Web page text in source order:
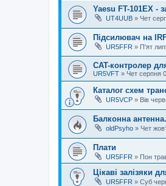
Yaesu FT-101EX -
UT4UUB » Чет
Підсилювач на
UR5FFR » П'ят
CAT-контролер
UR5VFT » Чет серпня
Каталог схем
UR5VCP » Вів
Балконна антенна.
oldPsyho » Чет
Плати
UR5FFR » Пон
Цікаві залізяки
UR5FFR » Суб